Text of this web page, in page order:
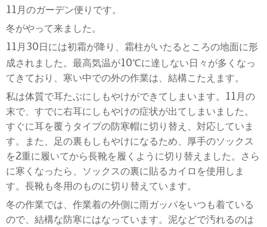
11月のガーデン便りです。
冬がやって来ました。
11月 30 日には初霜が降り、霜柱がいたるところの地面に形
成されました。最高気温が10℃に達しない日々が多くなっ
てきており、寒い中での外の作業は、結構こたえます。
私は体質で耳たぶにしもやけができてしまいます。 11月の
末で、すでに右耳にしもやけの症状が出てしまいました。
すぐに耳を覆うタイプの防寒帽に切り替え、対応していま
す。また、足の裏もしもやけになるため、厚手のソックス
を2重に履いてから長靴を履くように切り替えました。さら
に寒くなったら、ソックスの裏に貼るカイロを使用しま
す。長靴も冬用のものに切り替えています。
冬の作業では、作業着の外側に雨ガッパをいつも着ている
ので、結構な防寒にはなっています。泥などで汚れるのは